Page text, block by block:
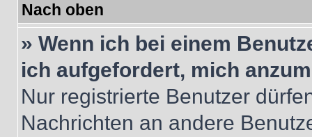
Nach oben
» Wenn ich bei einem
ich aufgefordert, mich
Nur registrierte Benutzer
Nachrichten an andere